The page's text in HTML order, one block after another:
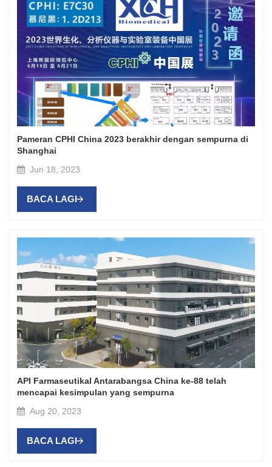
Pameran CPHI China 2023 berakhir dengan sempurna di
Shanghai
Jun 18, 2023
BACA LAGI
API Farmaseutikal Antarabangsa China ke-88 telah
mencapai kesimpulan yang sempurna
Aug 20, 2023
BACA LAGI